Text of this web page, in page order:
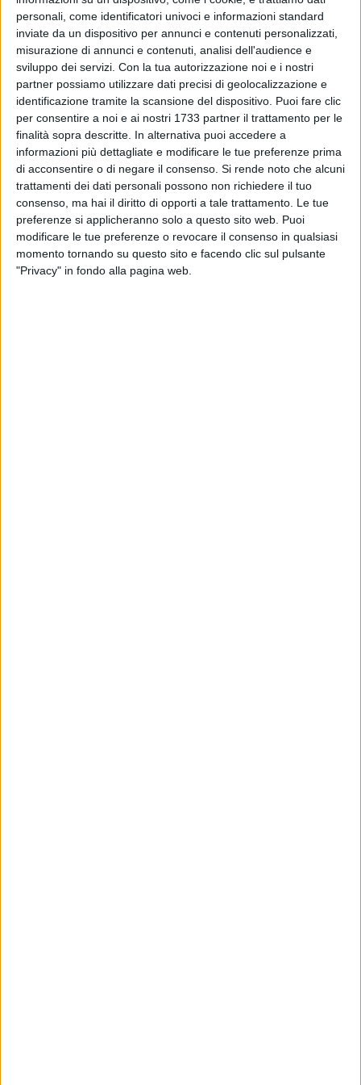
personali, come identificatori univoci e informazioni standard
inviate da un dispositivo per annunci e contenuti personalizzati,
misurazione di annunci e contenuti, analisi dell'audience e
sviluppo dei servizi. Con la tua autorizzazione noi e i nostri
partner possiamo utilizzare dati precisi di geolocalizzazione e
identificazione tramite la scansione del dispositivo. Puoi fare clic
per consentire a noi e ai nostri 1733 partner il trattamento per le
finalità sopra descritte. In alternativa puoi accedere a
informazioni più dettagliate e modificare le tue preferenze prima
di acconsentire o di negare il consenso. Si rende noto che alcuni
trattamenti dei dati personali possono non richiedere il tuo
consenso, ma hai il diritto di opporti a tale trattamento. Le tue
preferenze si applicheranno solo a questo sito web. Puoi
modificare le tue preferenze o revocare il consenso in qualsiasi
momento tornando su questo sito e facendo clic sul pulsante
"Privacy" in fondo alla pagina web.
valore aggiunto, specialmente nel contesto lavorativo. Dalle
18:00 alle 19:00, numerosi bambini hanno partecipato
attivamente, scrivendo o consegnando la loro speciale
letterina